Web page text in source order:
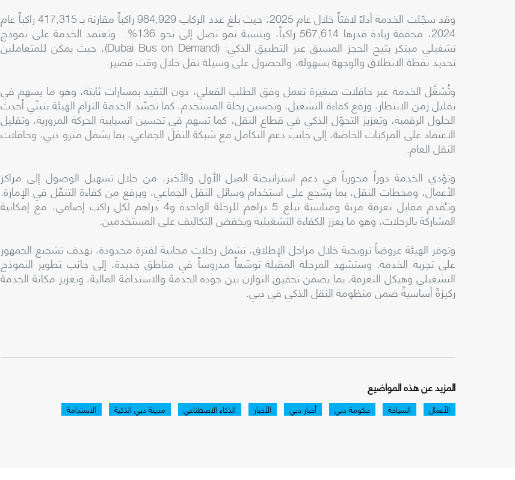
وقد سجّلت الخدمة أداءً لافتاً خلال عام 2025، حيث بلغ عدد الركاب 984,929 راكباً مقارنة بـ 417,315 راكباً عام
2024، محققة زيادة قدرها 567,614 راكباً، وبنسبة نمو تصل إلى نحو 136%. وتعتمد الخدمة على نموذج
تشغيلي مبتكر يتيح الحجز المسبق عبر التطبيق الذكي: (Dubai Bus on Demand)، حيث يمكن للمتعاملين
تحديد نقطة الانطلاق والوجهة بسهولة، والحصول على وسيلة نقل خلال وقت قصير.
وتُشغَّل الخدمة عبر حافلات صغيرة تعمل وفق الطلب الفعلي، دون التقيد بمسارات ثابتة، وهو ما يسهم في
تقليل زمن الانتظار، ورفع كفاءة التشغيل، وتحسين رحلة المستخدم، كما تجسّد الخدمة التزام الهيئة بتبنّي أحدث
الحلول الرقمية، وتعزيز التحوّل الذكي في قطاع النقل، كما تسهم في تحسين انسيابية الحركة المرورية، وتقليل
الاعتماد على المركبات الخاصة، إلى جانب دعم التكامل مع شبكة النقل الجماعي، بما يشمل مترو دبي، وحافلات
النقل العام.
وتؤدي الخدمة دوراً محورياً في دعم استراتيجية الميل الأول والأخير، من خلال تسهيل الوصول إلى مراكز
الأعمال، ومحطات النقل، بما يشجع على استخدام وسائل النقل الجماعي، ويرفع من كفاءة التنقّل في الإمارة.
وتـُقدم مقابل تعرفة مرنة ومناسبة تبلغ 5 دراهم للرحلة الواحدة و4 دراهم لكل راكب إضافي، مع إمكانية
المشاركة بالرحلات، وهو ما يعزز الكفاءة التشغيلية ويخفض التكاليف على المستخدمين.
وتوفر الهيئة عروضاً ترويجية خلال مراحل الإطلاق، تشمل رحلات مجانية لفترة محدودة، بهدف تشجيع الجمهور
على تجربة الخدمة. وستشهد المرحلة المقبلة توسّعاً مدروساً في مناطق جديدة، إلى جانب تطوير النموذج
التشغيلي وهيكل التعرفة، بما يضمن تحقيق التوازن بين جودة الخدمة والاستدامة المالية، وتعزيز مكانة الخدمة
ركيزةً أساسيةً ضمن منظومة النقل الذكي في دبي.
المزيد عن هذه المواضيع
الأعمال السياحة حكومة دبي أخبار دبي الأخبار الذكاء الاصطناعي مدينة دبي الذكية الاستدامة